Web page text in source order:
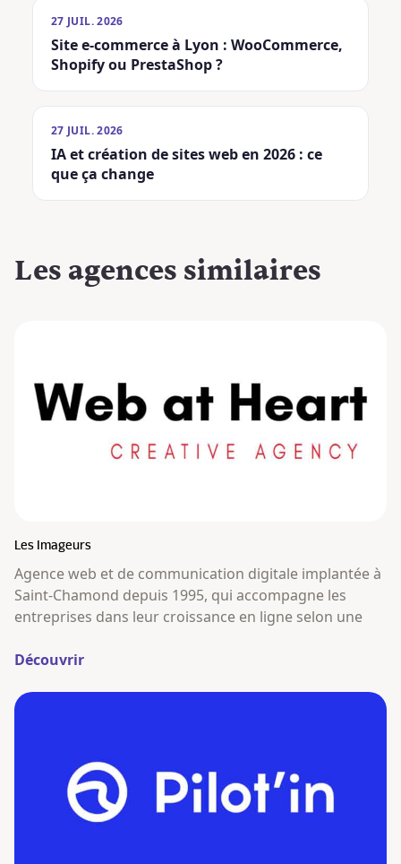
27 JUIL. 2026
Site e-commerce à Lyon : WooCommerce,
Shopify ou PrestaShop ?
27 JUIL. 2026
IA et création de sites web en 2026 : ce
que ça change
Les agences similaires
Les Imageurs
Agence web et de communication digitale implantée à
Saint-Chamond depuis 1995, qui accompagne les
entreprises dans leur croissance en ligne selon une
Découvrir